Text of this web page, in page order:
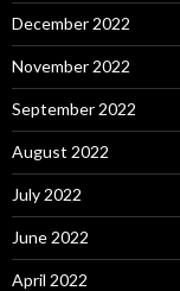
December 2022
November 2022
September 2022
August 2022
July 2022
June 2022
April 2022